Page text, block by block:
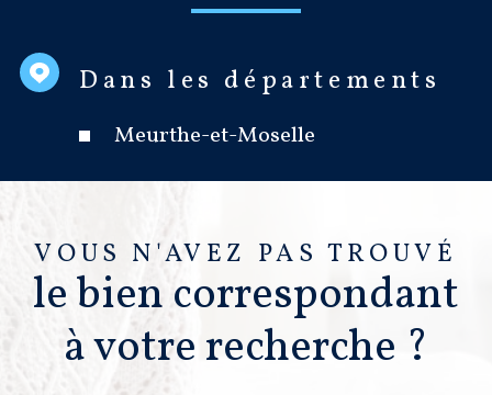
Dans les départements
Meurthe-et-Moselle
VOUS N'AVEZ PAS TROUVÉ
le bien correspondant
à votre recherche ?